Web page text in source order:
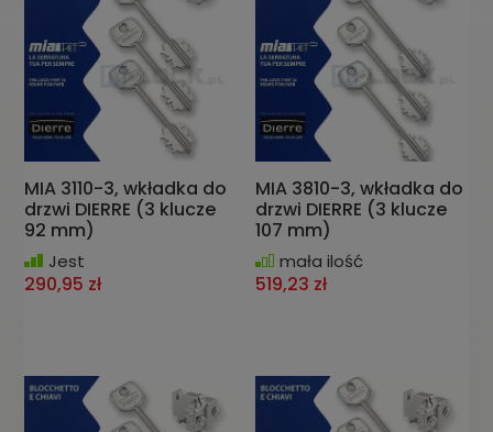
MIA 3110-3, wkładka do
drzwi DIERRE (3 klucze
92 mm)
Jest
290,95 zł
MIA 3810-3, wkładka do
drzwi DIERRE (3 klucze
107 mm)
mała ilość
519,23 zł